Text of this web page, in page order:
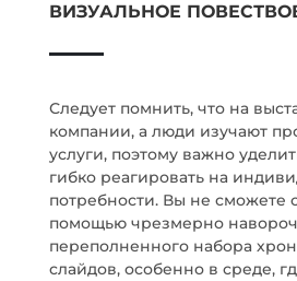
ВИЗУАЛЬНОЕ
Следует помнить, что на
компании, а люди изучают
услуги, поэтому важно
гибко реагировать на
потребности. Вы не сможете
помощью чрезмерно
переполненного набора
слайдов, особенно в среде,